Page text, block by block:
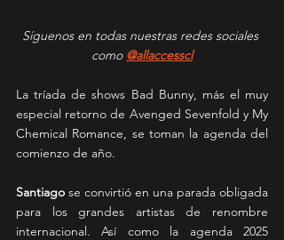
Síguenos en todas nuestras redes sociales
como @allaccesscl
La tríada de shows Bad Bunny, más el muy
especial retorno de Avenged Sevenfold y My
Chemical Romance, se toman la agenda del
comienzo de año.
Santiago se convirtió en una parada obligada
para los grandes artistas de renombre
internacional. Así como la agenda 2025